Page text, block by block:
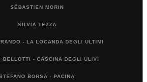
SÉBASTIEN MORIN
SILVIA TEZZA
- LA LOCANDA DEGLI ULTIMI
BELLOTTI - CASCINA DEGLI ULIVI
BORSA - PACINA